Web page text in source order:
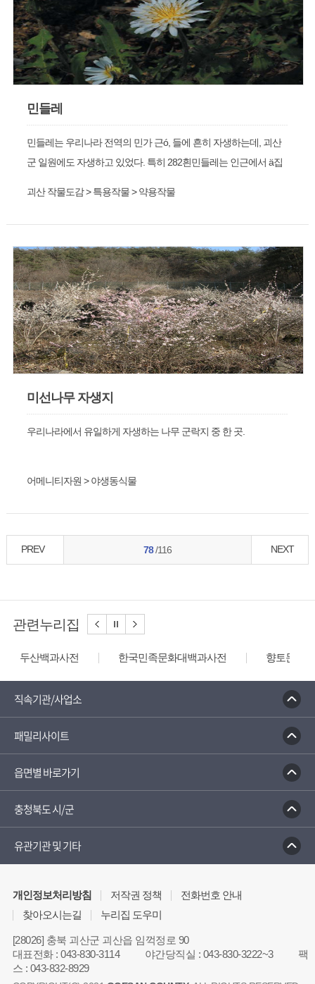
민들레
민들레는 우리나라 전역의 민가 근ó, 들에 흔히 자생하는데, 괴산
군 일원에도 자생하고 있었다. 특히 282흰민들레는 인근에서 ä집
괴산 작물도감 > 특용작물 > 약용작물
미선나무 자생지
우리나라에서 유일하게 자생하는 나무 군락지 중 한 곳.
어메니티자원 > 야생동식물
PREV 78/116 NEXT
관련누리집
두산백과사전 한국민족문화대백과사전 향토문화
직속기관/사업소
패밀리사이트
읍면별 바로가기
충청북도 시/군
유관기관 및 기타
개인정보처리방침 저작권 정책
전화번호 안내
찾아오시는길
누리집 도우미
[28026] 충북 괴산군 괴산읍 임꺽정로 90
대표전화:043-830-3114 야간당직실 : 043-830-3222~3
팩
스 : 043-832-8929